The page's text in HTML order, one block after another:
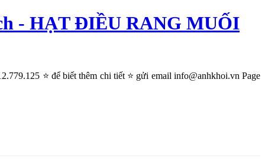
- HẠT ĐIỀU RANG MUỐI
⭐ để biết thêm chi tiết ⭐ gửi email info@anhkhoi.vn Page